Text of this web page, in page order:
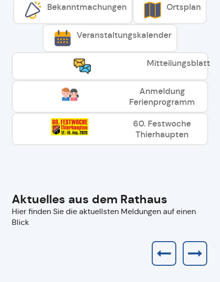
Bekanntmachungen Ortsplan
Veranstaltungskalender
Mitteilungsblatt
Anmeldung
Ferienprogramm
60. Festwoche
Thierhaupten
Aktuelles aus dem Rathaus
Hier finden Sie die aktuellsten Meldungen auf einen
Blick